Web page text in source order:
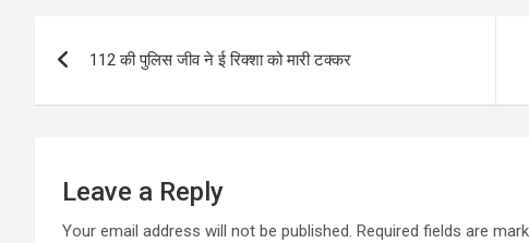
navigation
112 की पुलिस जीव ने ई रिक्शा को मारी टक्कर
Leave a Reply
Your email address will not be published. Required fields are